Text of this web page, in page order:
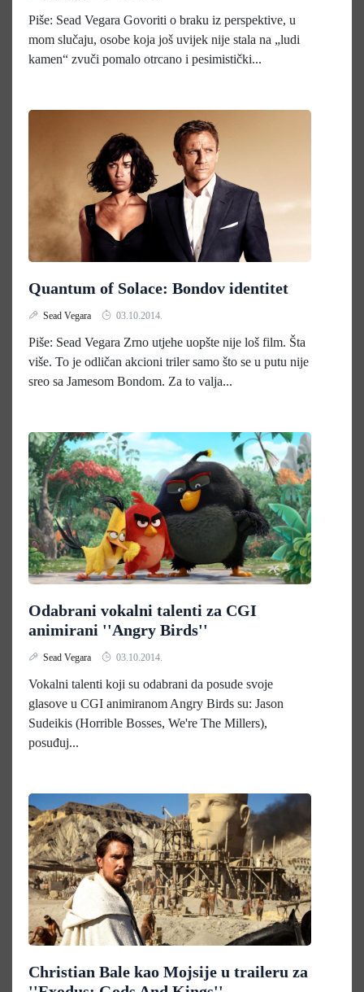
Piše: Sead Vegara Govoriti o braku iz perspektive, u
mom slučaju, osobe koja još uvijek nije stala na „ludi
kamen“ zvuči pomalo otrcano i pesimistički...
Quantum of Solace: Bondov identitet
Sead Vegara 03.10.2014.
Piše: Sead Vegara Zrno utjehe uopšte nije loš film. Šta
više. To je odličan akcioni triler samo što se u putu nije
sreo sa Jamesom Bondom. Za to valja...
Odabrani vokalni talenti za CGI
animirani ''Angry Birds''
Sead Vegara 03.10.2014.
Vokalni talenti koji su odabrani da posude svoje
glasove u CGI animiranom Angry Birds su: Jason
Sudeikis (Horrible Bosses, We're The Millers),
posuđuj...
Christian Bale kao Mojsije u traileru za